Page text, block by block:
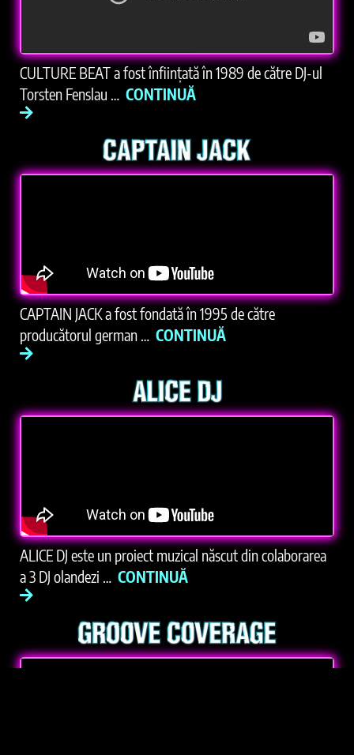
CULTURE BEAT a fost înființată în 1989 de către DJ-ul
Torsten Fenslau … CONTINUĂ
CAPTAIN JACK a fost fondată în 1995 de către
producătorul german … CONTINUĂ
ALICE DJ este un proiect muzical născut din colaborarea
a 3 DJ olandezi … CONTINUĂ